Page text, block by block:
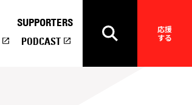
応援
する
SUPPORTERS
PODCAST